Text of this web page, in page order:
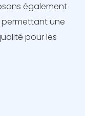
également
une
pour les